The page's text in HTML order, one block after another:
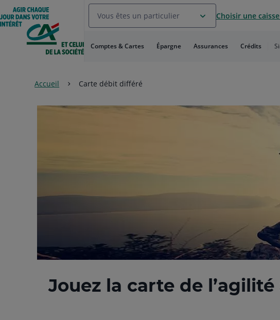
Aller
au
Menu
Aller au
Contenu
Vous êtes un particulier Choisir une
Comptes & Cartes Épargne Assurances Crédits
Accueil Carte débit différé
Jouez la carte de